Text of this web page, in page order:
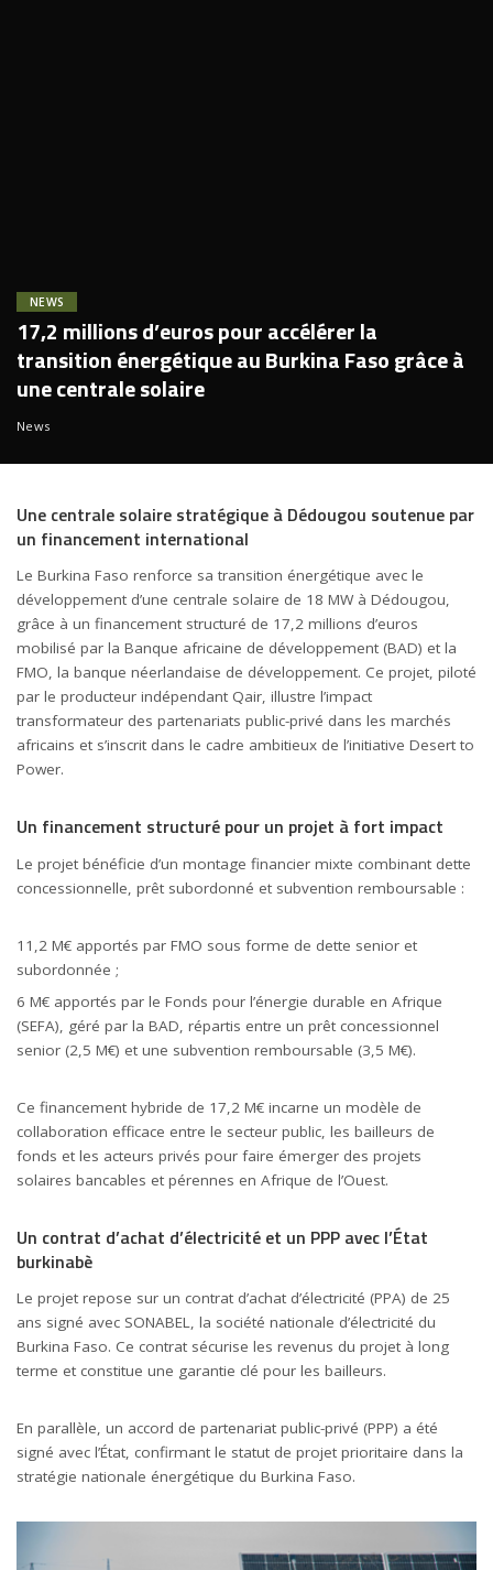
NEWS
17,2 millions d’euros pour accélérer la
transition énergétique au Burkina Faso grâce à
une centrale solaire
News
Une centrale solaire stratégique à Dédougou soutenue par
un financement international
Le Burkina Faso renforce sa transition énergétique avec le
développement d’une centrale solaire de 18 MW à Dédougou,
grâce à un financement structuré de 17,2 millions d’euros
mobilisé par la Banque africaine de développement (BAD) et la
FMO, la banque néerlandaise de développement. Ce projet, piloté
par le producteur indépendant Qair, illustre l’impact
transformateur des partenariats public-privé dans les marchés
africains et s’inscrit dans le cadre ambitieux de l’initiative Desert to
Power.
Un financement structuré pour un projet à fort impact
Le projet bénéficie d’un montage financier mixte combinant dette
concessionnelle, prêt subordonné et subvention remboursable :
11,2 M€ apportés par FMO sous forme de dette senior et
subordonnée ;
6 M€ apportés par le Fonds pour l’énergie durable en Afrique
(SEFA), géré par la BAD, répartis entre un prêt concessionnel
senior (2,5 M€) et une subvention remboursable (3,5 M€).
Ce financement hybride de 17,2 M€ incarne un modèle de
collaboration efficace entre le secteur public, les bailleurs de
fonds et les acteurs privés pour faire émerger des projets
solaires bancables et pérennes en Afrique de l’Ouest.
Un contrat d’achat d’électricité et un PPP avec l’État
burkinabè
Le projet repose sur un contrat d’achat d’électricité (PPA) de 25
ans signé avec SONABEL, la société nationale d’électricité du
Burkina Faso. Ce contrat sécurise les revenus du projet à long
terme et constitue une garantie clé pour les bailleurs.
En parallèle, un accord de partenariat public-privé (PPP) a été
signé avec l’État, confirmant le statut de projet prioritaire dans la
stratégie nationale énergétique du Burkina Faso.